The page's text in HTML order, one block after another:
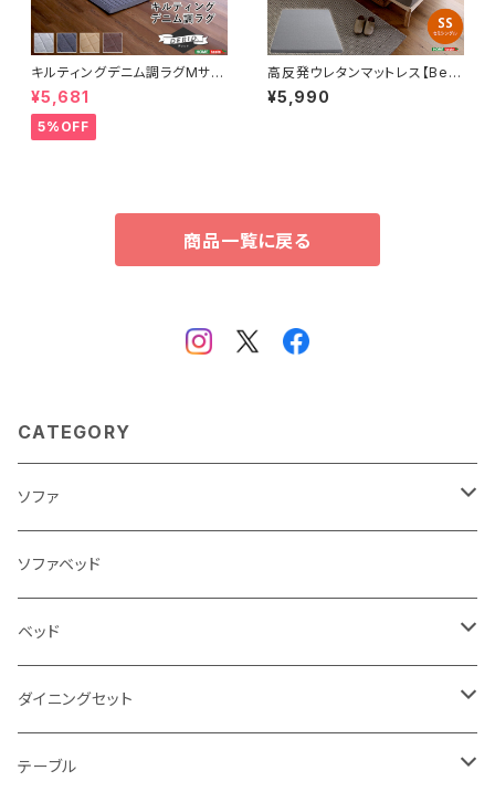
キルティングデニム調ラグMサイ
ズ(185x185cm)オールシーズ
ン、滑り止め付き、手洗い対応【D
erid-デリッド-】 DRG-M
¥5,681
5%OFF
高反発ウレタンマットレス【Bele
za5-ベレーザ・ファイブ-】(セミ
シングル) ORM-05SS
¥5,990
商品一覧に戻る
CATEGORY
ソファ
3人掛け
2.5人掛け
2人掛け
1人掛け
ソファベッド
ベッド
シングルサイズ以下（フレームのみ）
セミダブルサイズ（フレームのみ）
ダイニングセット
ダイニング3点セット以下
テーブル